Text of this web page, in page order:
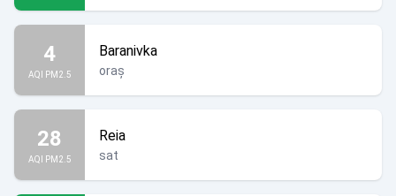
4
AQI PM2.5
Baranivka
oraș
28
AQI PM2.5
Reia
sat